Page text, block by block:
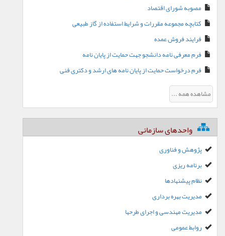
مصوبه شورای اقتصاد
کتابچه مجموعه مقررات و شرایط استفاده از گاز طبیعی
فرایند فروش عمده
فرم معرفی نامه دانشجو جهت حمایت از پایان نامه
فرم درخواست حمایت از پایان نامه های ارشد و دکتری فنی
مشاهده همه ...
واحدهای سازمانی
پژوهش و فناوری
برنامه ریزی
نظام پیشنهادها
مدیریت بهره برداری
مدیریت مهندسی و اجرای طرحها
روابط عمومی